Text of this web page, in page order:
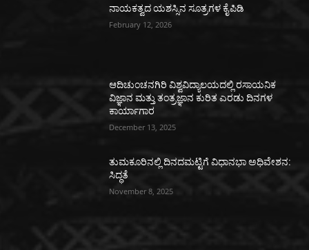
ನಾಯಕತ್ವದ ಯಶಸ್ಸಿನ ಸೂತ್ರಗಳ ಕೈಪಿಡಿ
February 12, 2026
ಆದಿಚುಂಚನಗಿರಿ ವಿಶ್ವವಿದ್ಯಾಲಯದಲ್ಲಿ ರಸಾಯನಿಕ
ವಿಜ್ಞಾನ ಮತ್ತು ತಂತ್ರಜ್ಞಾನ ಕುರಿತ ಎರಡು ದಿನಗಳ
ಕಾರ್ಯಾಗಾರ
December 13, 2025
ತುಮಕೂರಿನಲ್ಲಿ ದಿನದಮಟ್ಟಿಗೆ ವಿಧಾನಭಾ ಅಧಿವೇಶನ:
ಸಿದ್ಧತೆ
November 8, 2025